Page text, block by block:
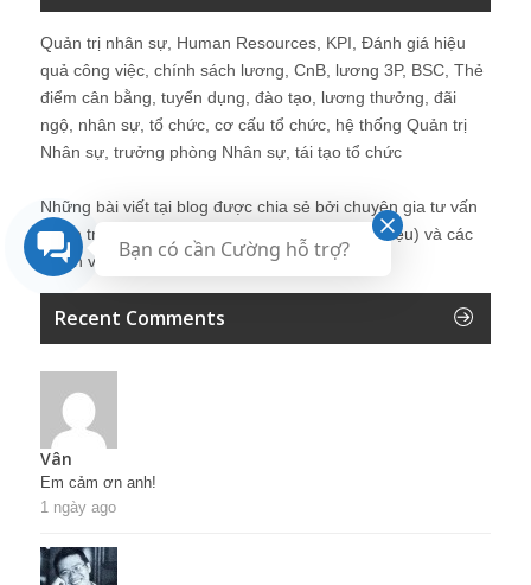
Quản trị nhân sự, Human Resources, KPI, Đánh giá hiệu
quả công việc, chính sách lương, CnB, lương 3P, BSC, Thẻ
điểm cân bằng, tuyển dụng, đào tạo, lương thưởng, đãi
ngộ, nhân sự, tổ chức, cơ cấu tổ chức, hệ thống Quản trị
Nhân sự, trưởng phòng Nhân sự, tái tạo tổ chức
Những bài viết tại blog được chia sẻ bởi chuyên gia tư vấn
Quản trị Nhân sự Nguyễn Hùng Cường (
giới thiệu) và các
thành viên khác trong cộng đồng Nhân sự.
Recent Comments
Vân
Em cảm ơn anh!
1 ngày ago
Bạn có cần Cường hỗ trợ?